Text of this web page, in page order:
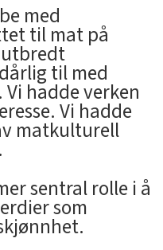
med
til mat på
utbredt
til med
hadde verken
Vi hadde
matkulturell
sentral rolle i å
som